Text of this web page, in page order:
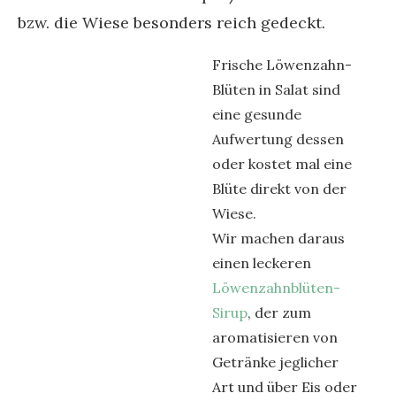
bzw. die Wiese besonders reich gedeckt.
Frische Löwenzahn-
Blüten in Salat sind
eine gesunde
Aufwertung dessen
oder kostet mal eine
Blüte direkt von der
Wiese.
Wir machen daraus
einen leckeren
Löwenzahnblüten-
Sirup, der zum
aromatisieren von
Getränke jeglicher
Art und über Eis oder